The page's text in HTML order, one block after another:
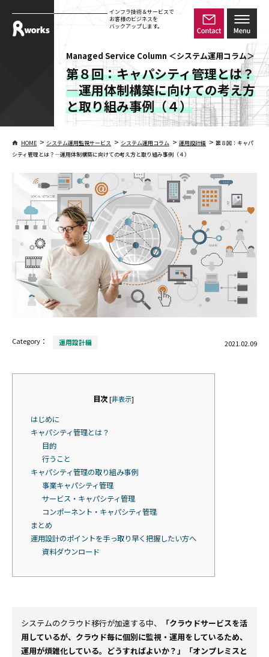
インフラ技術＆サービスで
お客様のビジネスを
バックアップします。
Managed Service Column ＜システム運用コラム＞
第８回：キャパシティ管理とは？
―運用体制構築に向けての考え方
と取り組み事例（４）
HOME > システム運用監視サービス > システム運用コラム > 運用設計編 > 第８回：キャパ
シティ管理とは？―運用体制構築に向けての考え方と取り組み事例（４）
Category： 運用設計編 2021.02.09
目次[非表示]
はじめに
キャパシティ管理とは？
目的
行うこと
キャパシティ管理の取り組み事例
事業キャパシティ管理
サービス・キャパシティ管理
コンポーネント・キャパシティ管理
まとめ
運用設計のポイントを手っ取り早く把握したい方へ
資料ダウンロード
システムのクラウド移行が加速する中、
「クラウドサービスを活
用しているが、クラウド毎に個別に監視・運用をしているため、
運用が煩雑化している。どうすればよいか？」「オンプレミスと